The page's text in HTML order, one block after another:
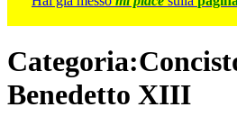
Categoria:
Benedetto XIII